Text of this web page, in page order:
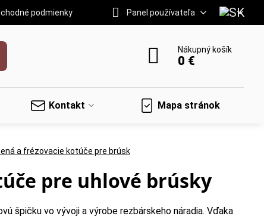
podmienky Panel používateľa
Nákupný košík
0 €
Kontakt Mapa stránok
a frézovacie kotúče pre brúsk
pre uhlové brúsky
špičku vo vývoji a výrobe rezbárskeho náradia. Vďaka